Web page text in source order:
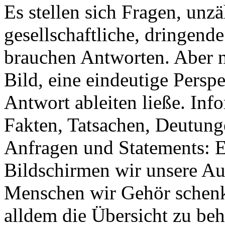
Es stellen sich Fragen,
gesellschaftliche,
brauchen Antworten. Aber
Bild, eine eindeutige
Antwort ableiten ließe.
Fakten, Tatsachen,
Anfragen und Statements:
Bildschirmen wir unsere
Menschen wir Gehör
alldem die Übersicht zu